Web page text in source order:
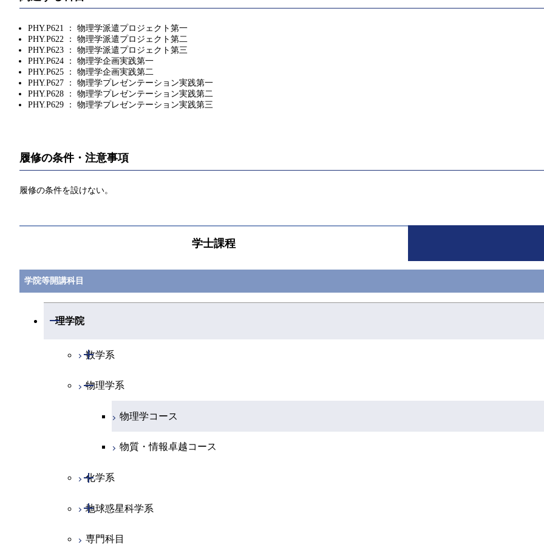
PHY.P621 ： 物理学派遣プロジェクト第一
PHY.P622 ： 物理学派遣プロジェクト第二
PHY.P623 ： 物理学派遣プロジェクト第三
PHY.P624 ： 物理学企画実践第一
PHY.P625 ： 物理学企画実践第二
PHY.P627 ： 物理学プレゼンテーション実践第一
PHY.P628 ： 物理学プレゼンテーション実践第二
PHY.P629 ： 物理学プレゼンテーション実践第三
履修の条件・注意事項
履修の条件を設けない。
学士課程
学院等開講科目
理学院
開閉
数学系
開閉
数学コース
物理学系
開閉
物理学コース
物質・情報卓越コース
化学系
開閉
化学コース
エネルギーコース
地球惑星科学系
開閉
地球惑星科学コース
専門科目